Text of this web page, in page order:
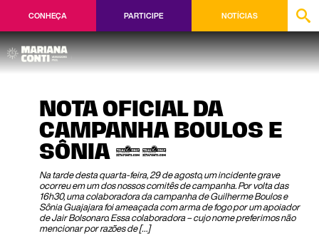
CONHEÇA PARTICIPE NOTÍCIAS
NOTA OFICIAL DA
CAMPANHA BOULOS E
SÔNIA 50
Na tarde desta quarta-feira, 29 de agosto, um incidente grave
ocorreu em um dos nossos comitês de campanha. Por volta das
16h30, uma colaboradora da campanha de Guilherme Boulos e
Sônia Guajajara foi ameaçada com arma de fogo por um apoiador
de Jair Bolsonaro. Essa colaboradora – cujo nome preferimos não
mencionar por razões de […]